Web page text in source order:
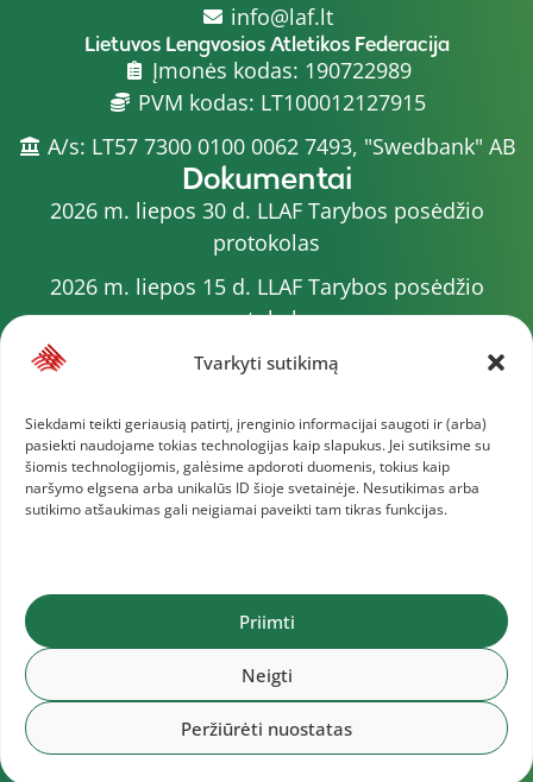
Tvarkyti sutikimą
Siekdami teikti geriausią patirtį, įrenginio informacijai saugoti ir (arba)
pasiekti naudojame tokias technologijas kaip slapukus. Jei sutiksime su
šiomis technologijomis, galėsime apdoroti duomenis, tokius kaip
naršymo elgsena arba unikalūs ID šioje svetainėje. Nesutikimas arba
sutikimo atšaukimas gali neigiamai paveikti tam tikras funkcijas.
Priimti
Neigti
Peržiūrėti nuostatas
info@laf.lt
Lietuvos Lengvosios Atletikos Federacija
Įmonės kodas: 190722989
PVM kodas: LT100012127915
A/s: LT57 7300 0100 0062 7493, "Swedbank" AB
Dokumentai
2026 m. liepos 30 d. LLAF Tarybos posėdžio
protokolas
2026 m. liepos 15 d. LLAF Tarybos posėdžio
protokolas
2026 m. liepos 20 d. LLAF VK posėdžio protokolas
2026 m. varžybų kalendorius
2026 m. liepos 4 d. LLAF Tarybos posėdžio
protokolas
Lietuvos lengvosios atletikos federacija © 2025